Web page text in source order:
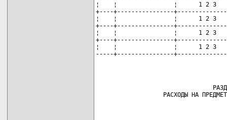
¦    ¦                ¦      1 2 3
+----+----------------
¦    ¦                ¦      1 2 3
+----+----------------
¦    ¦                ¦      1 2 3
+----+----------------
¦    ¦                ¦      1 2 3
-----+----------------
РАСХОДЫ НА